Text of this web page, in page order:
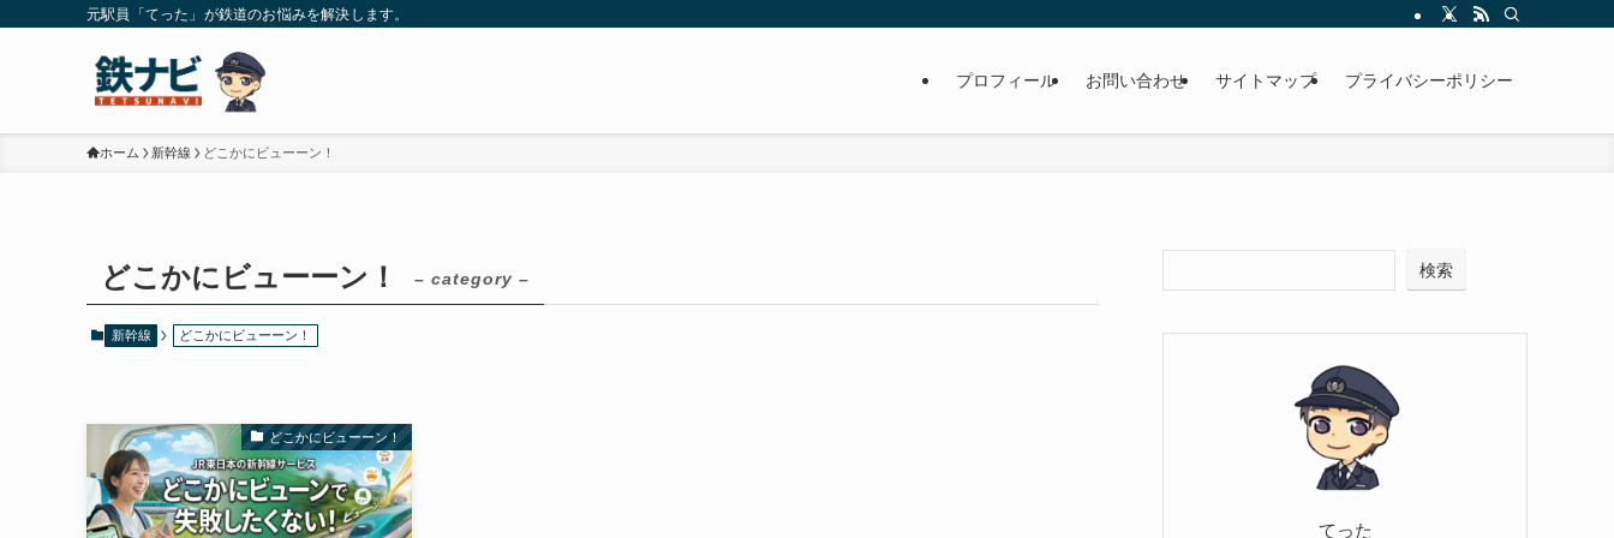
元駅員「てった」が鉄道のお悩みを解決します。
プロフィール お問い合わせ サイトマップ プライバシーポリシー
ホーム 新幹線 どこかにビューーン！
どこかにビューーン！ – category –
新幹線 どこかにビューーン！
どこかにビューーン！
検索
てった